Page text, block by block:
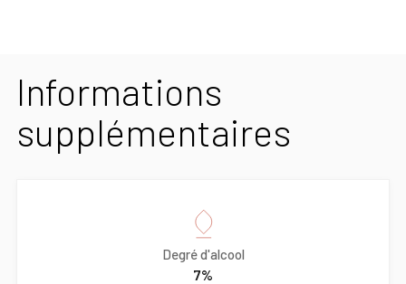
Informations
supplémentaires
Degré d'alcool
7%